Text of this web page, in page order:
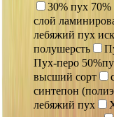
30% пух 70%
слой
лебяжий пух
полушерсть
Пух-перо
высший сорт
синтепон
лебяжий пух